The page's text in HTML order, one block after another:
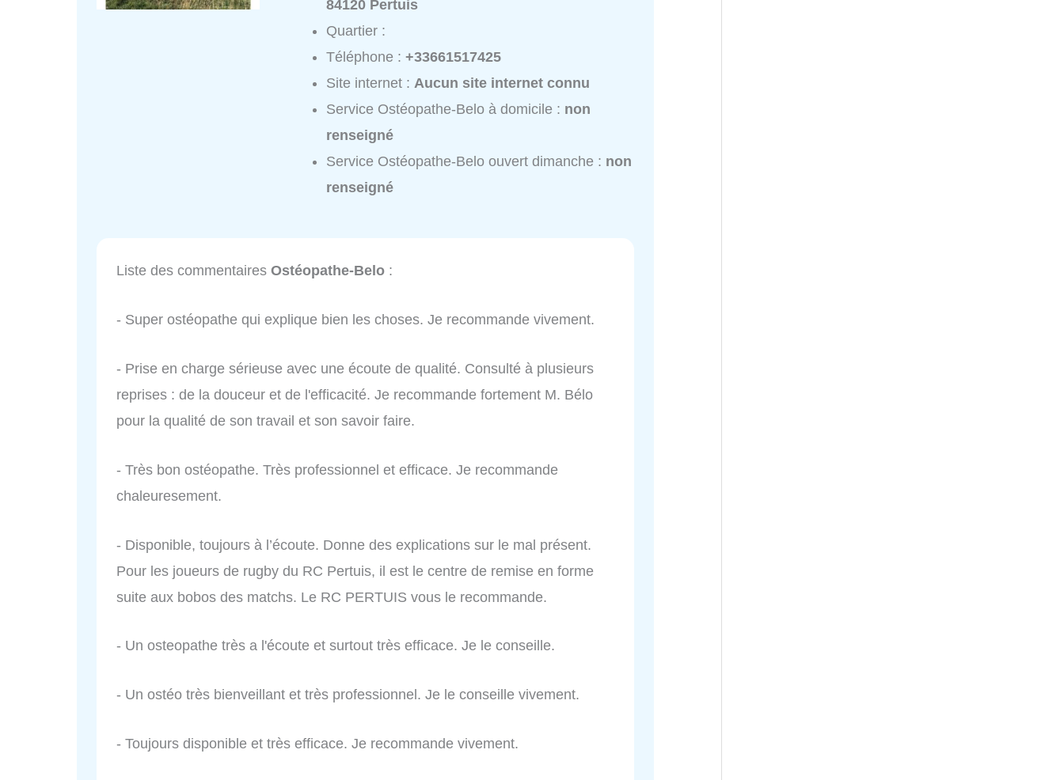
84120 Pertuis
Quartier :
Téléphone :+33661517425
Site internet :Aucun site internet connu
Service Ostéopathe-Belo à domicile : non
renseigné
Service Ostéopathe-Belo ouvert dimanche : non
renseigné
Liste des commentaires Ostéopathe-Belo :
- Super ostéopathe qui explique bien les choses. Je recommande vivement.
- Prise en charge sérieuse avec une écoute de qualité. Consulté à plusieurs
reprises : de la douceur et de l'efficacité. Je recommande fortement M. Bélo
pour la qualité de son travail et son savoir faire.
- Très bon ostéopathe. Très professionnel et efficace. Je recommande
chaleuresement.
- Disponible, toujours à l’écoute. Donne des explications sur le mal présent.
Pour les joueurs de rugby du RC Pertuis, il est le centre de remise en forme
suite aux bobos des matchs. Le RC PERTUIS vous le recommande.
- Un osteopathe très a l'écoute et surtout très efficace. Je le conseille.
- Un ostéo très bienveillant et très professionnel. Je le conseille vivement.
- Toujours disponible et très efficace. Je recommande vivement.